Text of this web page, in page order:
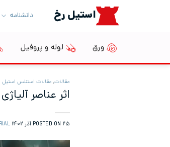
استیل رخ دانشنامه
ورق لوله و پروفیل
مقالات, مقالات استنلس استیل
اثر عناصر
POSTED ON ۲۵ آذر ۱۴۰۲ BY